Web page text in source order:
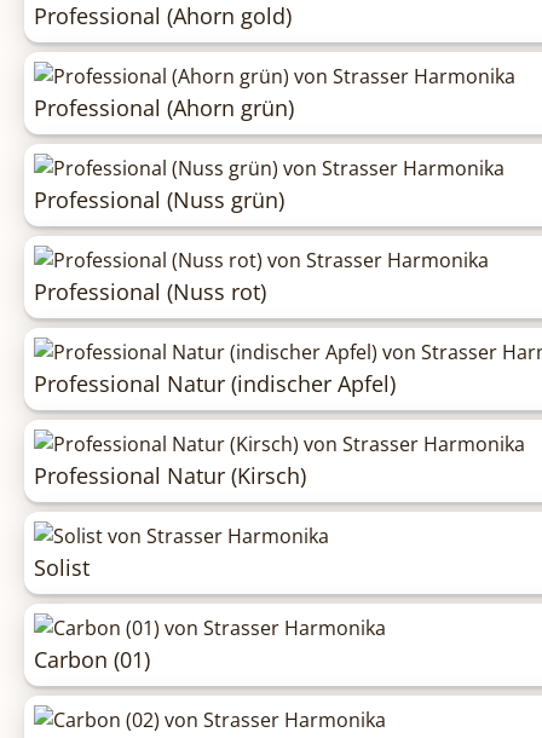
Professional (Ahorn gold)
Professional (Ahorn grün)
Professional (Nuss grün)
Professional (Nuss rot)
Professional Natur (indischer Apfel)
Professional Natur (Kirsch)
Solist
Carbon (01)